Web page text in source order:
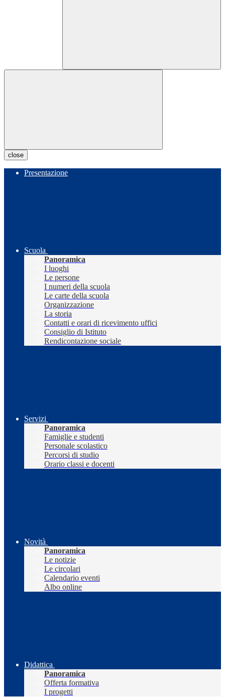
close
Presentazione
Scuola
Panoramica
I luoghi
Le persone
I numeri della scuola
Le carte della scuola
Organizzazione
La storia
Contatti e orari di ricevimento uffici
Consiglio di Istituto
Rendicontazione sociale
Servizi
Panoramica
Famiglie e studenti
Personale scolastico
Percorsi di studio
Orario classi e docenti
Novità
Panoramica
Le notizie
Le circolari
Calendario eventi
Albo online
Didattica
Panoramica
Offerta formativa
I progetti